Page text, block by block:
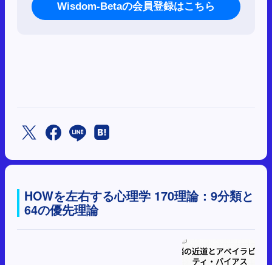
Wisdom-Betaの会員登録はこちら
HOWを左右する心理学 170理論：9分類と
64の優先理論